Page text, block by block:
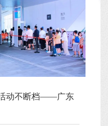
动不断档——广东